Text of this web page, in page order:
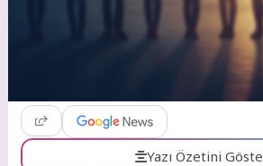
Yazı Özetini